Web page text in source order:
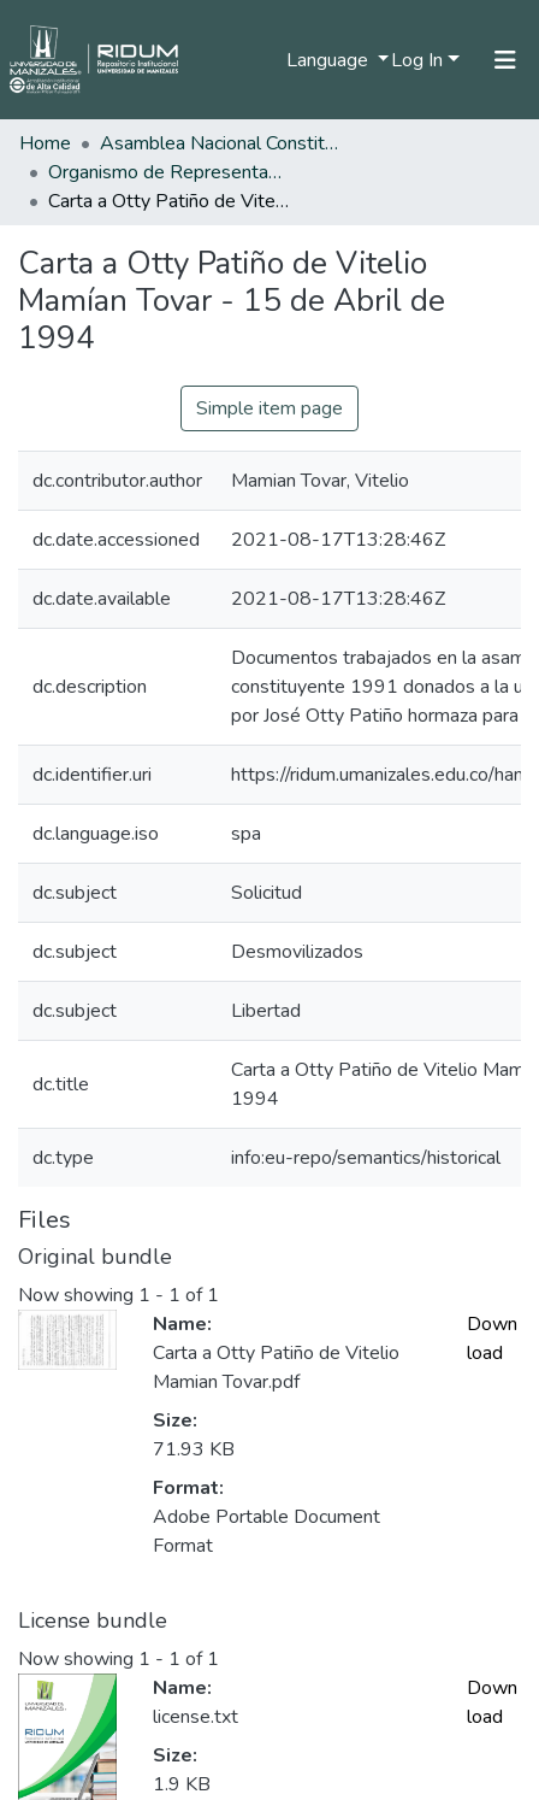
Language Log In
Home
Asamblea Nacional Constituyente
Organismo de Representantes Constituyente
Carta a Otty Patiño de Vitelio Mamían Tovar - 15 de Abril de 1994
Carta a Otty Patiño de Vitelio
Mamían Tovar - 15 de Abril de
1994
Simple item page
dc.contributor.author Mamian Tovar, Vitelio
dc.date.accessioned 2021-08-17T13:28:46Z
dc.date.available 2021-08-17T13:28:46Z
dc.description
Documentos trabajados en la
constituyente 1991 donados a la
por José Otty Patiño hormaza para
dc.identifier.uri https://ridum.umanizales.edu.co/
dc.language.iso spa
dc.subject Solicitud
dc.subject Desmovilizados
dc.subject Libertad
dc.title
Carta a Otty Patiño de Vitelio
1994
dc.type info:eu-repo/semantics/historical
Files
Original bundle
Now showing 1 - 1 of 1
Name:
Carta a Otty Patiño de Vitelio
Mamian Tovar.pdf
Size:
71.93 KB
Format:
Adobe Portable Document
Format
Down
load
License bundle
Now showing 1 - 1 of 1
Name:
license.txt
Size:
1.9 KB
Down
load